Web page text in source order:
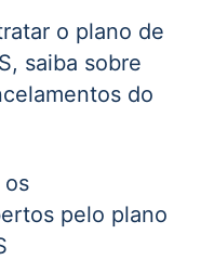
o plano de
saiba sobre
do
os
pelo plano